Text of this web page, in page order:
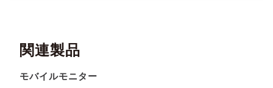
関連製品
モバイルモニター